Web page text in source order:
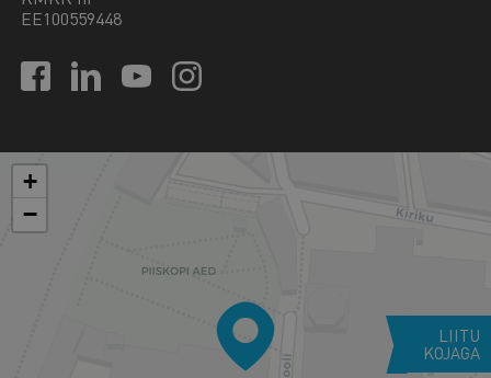
EE100559448
+
−
LIITU
KOJAGA